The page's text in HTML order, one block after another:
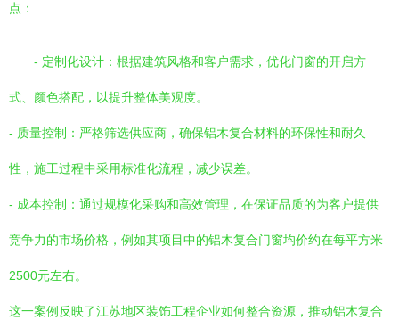
点：
- 定制化设计：根据建筑风格和客户需求，优化门窗的开启方
式、颜色搭配，以提升整体美观度。
- 质量控制：严格筛选供应商，确保铝木复合材料的环保性和耐久
性，施工过程中采用标准化流程，减少误差。
- 成本控制：通过规模化采购和高效管理，在保证品质的为客户提供
竞争力的市场价格，例如其项目中的铝木复合门窗均价约在每平方米
2500元左右。
这一案例反映了江苏地区装饰工程企业如何整合资源，推动铝木复合